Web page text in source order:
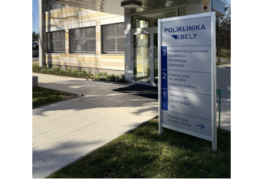
nezbytné pro
správné
fungování
webu a všech
funkcí, které
nabízí.
Nepožadujeme
Váš souhlas s
využitím
technických
cookies na
našem webu. Z
tohoto důvodu